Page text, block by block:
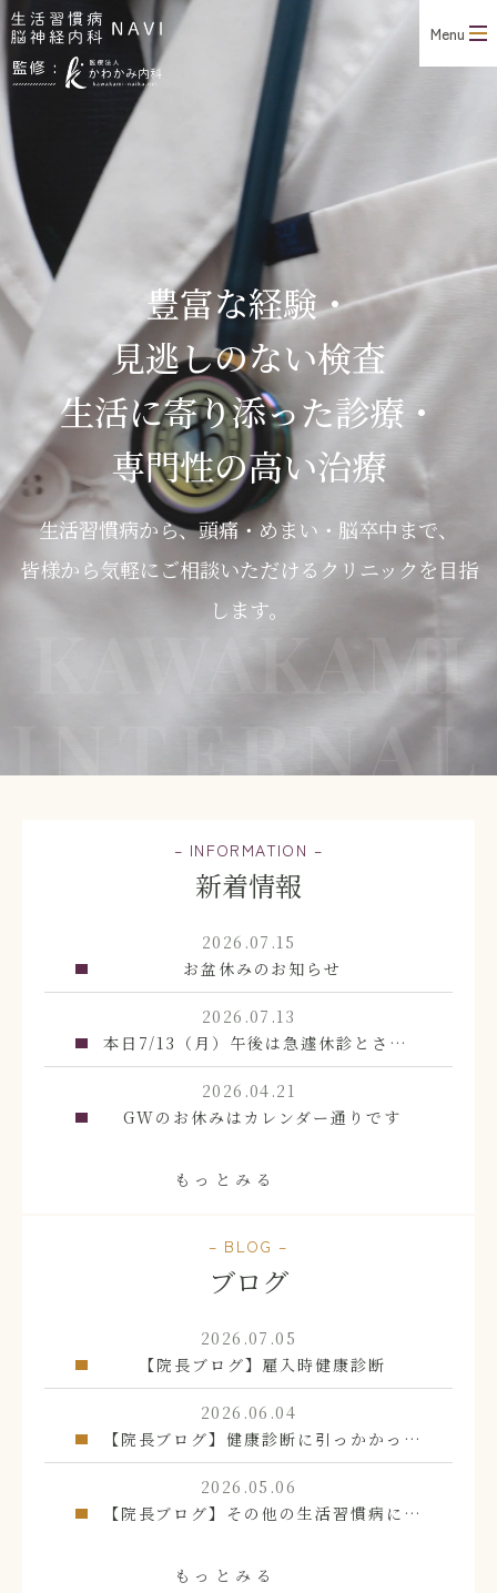
Menu
豊富な経験・
見逃しのない検査
生活に寄り添った診療・
専門性の高い治療
生活習慣病から、頭痛・めまい・脳卒中まで、
皆様から気軽にご相談いただけるクリニックを目指
します。
KAWAKAMI
INTERNAL
– INFORMATION –
新着情報
2026.07.15
お盆休みのお知らせ
2026.07.13
本日7/13（月）午後は急遽休診とさせていただきます
2026.04.21
GWのお休みはカレンダー通りです
もっとみる
– BLOG –
ブログ
2026.07.05
【院長ブログ】雇入時健康診断
2026.06.04
【院長ブログ】健康診断に引っかかった方へ
2026.05.06
【院長ブログ】その他の生活習慣病について
もっとみる